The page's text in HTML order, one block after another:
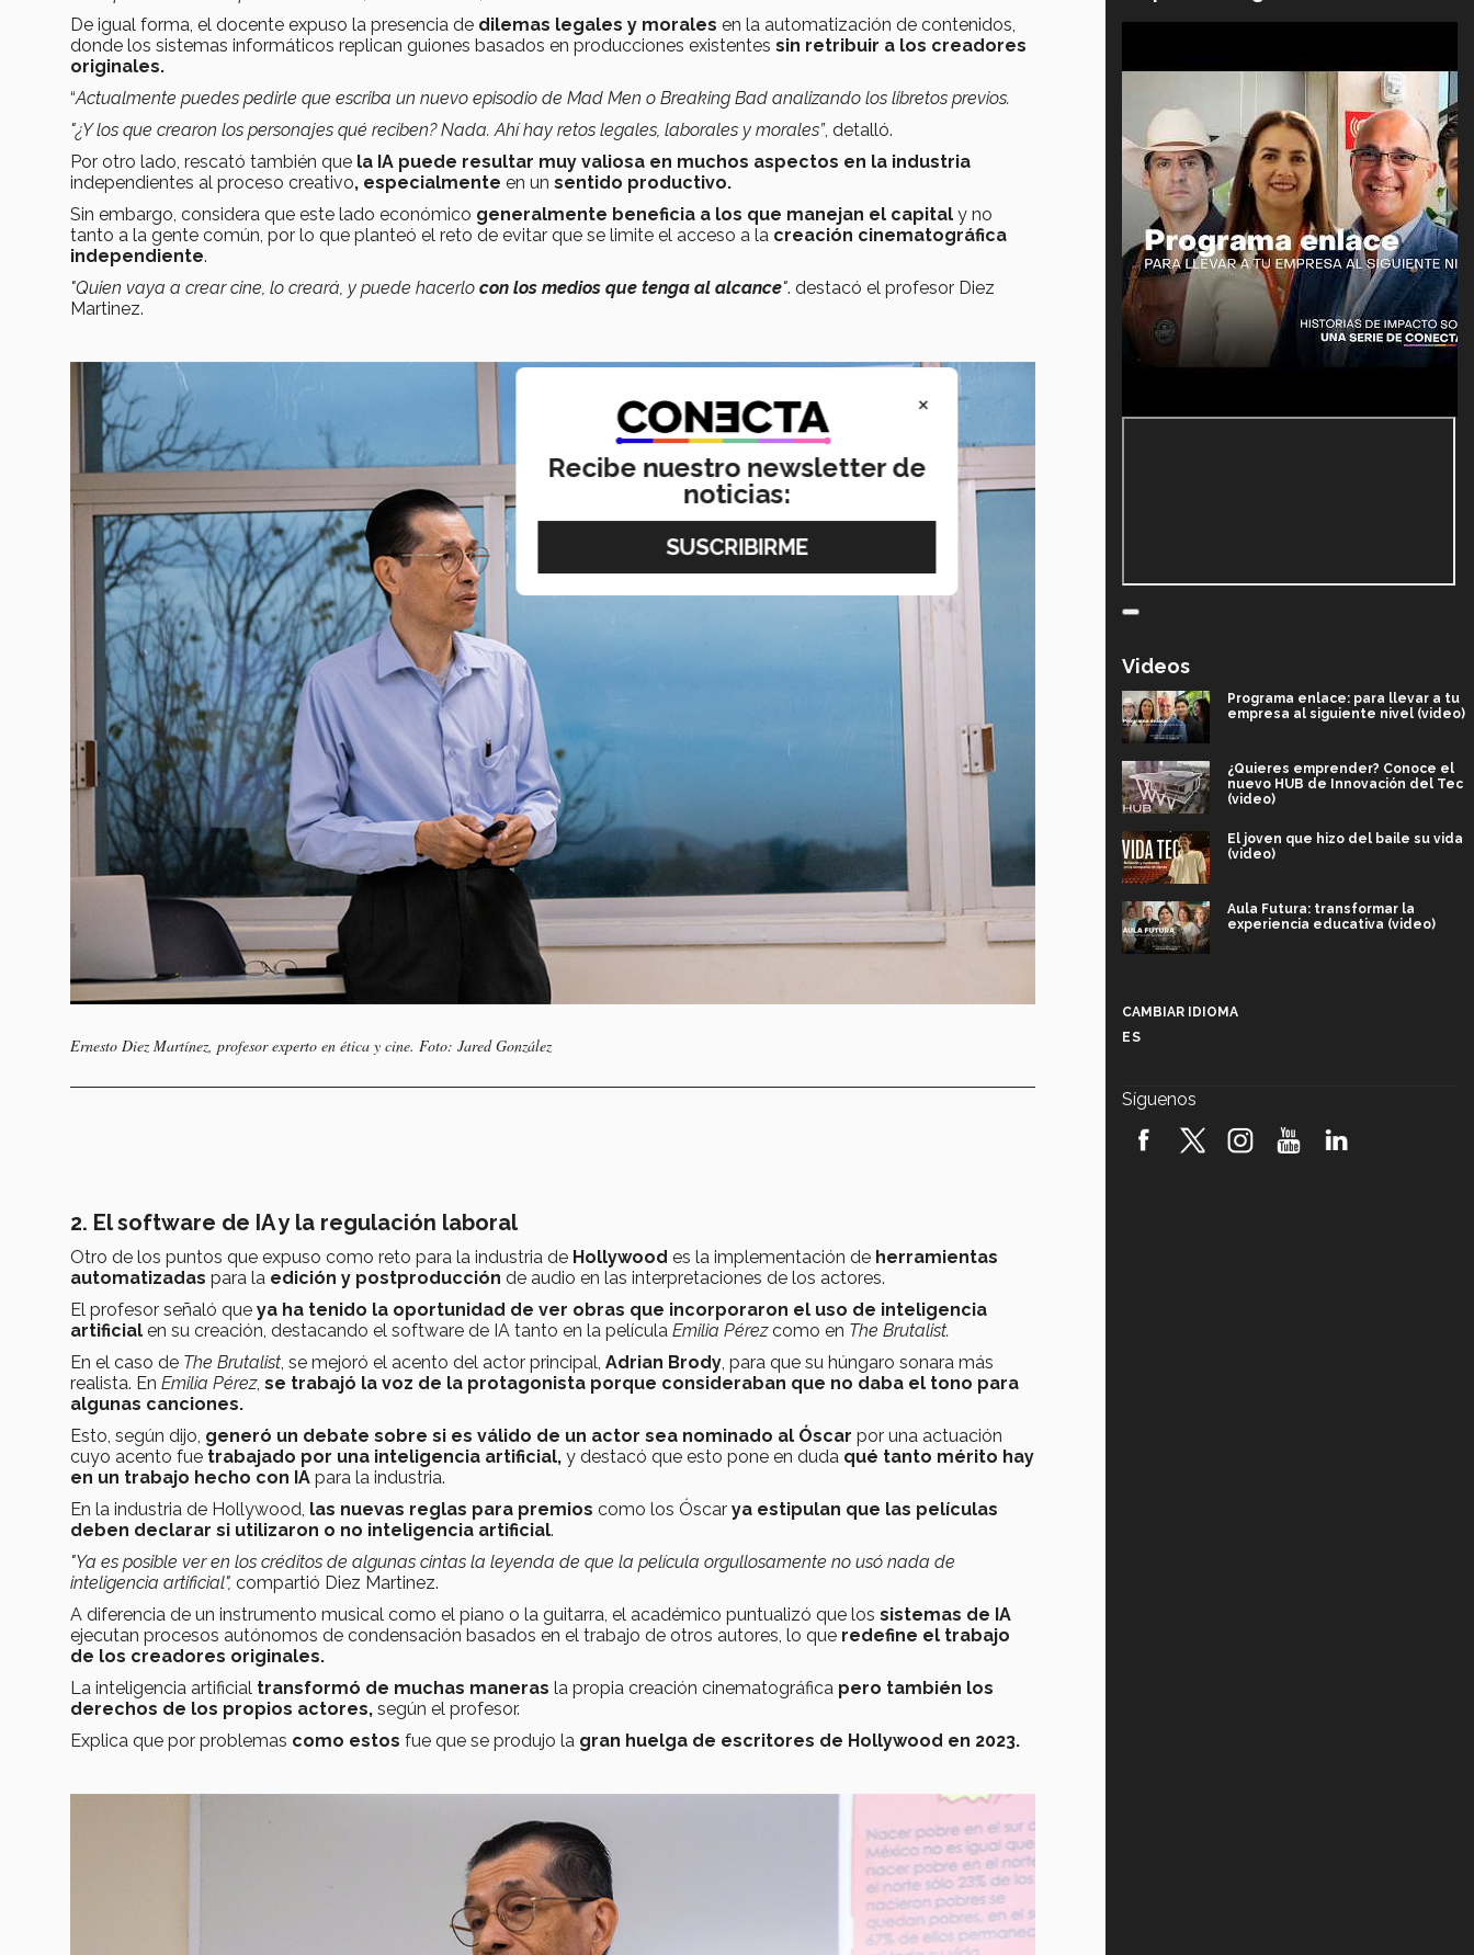
De igual forma, el docente expuso la presencia de dilemas legales y morales en la automatización de contenidos,
donde los sistemas informáticos replican guiones basados en producciones existentes sin retribuir a los creadores
originales.
“Actualmente puedes pedirle que escriba un nuevo episodio de Mad Men o Breaking Bad analizando los libretos previos.
"¿Y los que crearon los personajes qué reciben? Nada. Ahí hay retos legales, laborales y morales”, detalló.
Por otro lado, rescató también que la IA puede resultar muy valiosa en muchos aspectos en la industria
independientes al proceso creativo, especialmente en un sentido productivo.
Sin embargo, considera que este lado económico generalmente beneficia a los que manejan el capital y no
tanto a la gente común, por lo que planteó el reto de evitar que se limite el acceso a la creación cinematográfica
independiente.
"Quien vaya a crear cine, lo creará, y puede hacerlo con los medios que tenga al alcance". destacó el profesor Diez
Martinez.
Ernesto Diez Martínez, profesor experto en ética y cine. Foto: Jared González
2. El software de IA y la regulación laboral
Otro de los puntos que expuso como reto para la industria de Hollywood es la implementación de herramientas
automatizadas para la edición y postproducción de audio en las interpretaciones de los actores.
El profesor señaló que ya ha tenido la oportunidad de ver obras que incorporaron el uso de inteligencia
artificial en su creación, destacando el software de IA tanto en la película Emilia Pérezcomo en The Brutalist.
En el caso de The Brutalist, se mejoró el acento del actor principal, Adrian Brody, para que su húngaro sonara más
realista. En Emilia Pérez, se trabajó la voz de la protagonista porque consideraban que no daba el tono para
algunas canciones.
Esto, según dijo, generó un debate sobre si es válido de un actor sea nominado al Óscar por una actuación
cuyo acento fue trabajado por una inteligencia artificial, y destacó que esto pone en duda qué tanto mérito hay
en un trabajo hecho con IA para la industria.
En la industria de Hollywood, las nuevas reglas para premios como los Óscar ya estipulan que las películas
deben declarar si utilizaron o no inteligencia artificial.
"Ya es posible ver en los créditos de algunas cintas la leyenda de que la película orgullosamente no usó nada de
inteligencia artificial", compartió Diez Martinez.
A diferencia de un instrumento musical como el piano o la guitarra, el académico puntualizó que los sistemas de IA
ejecutan procesos autónomos de condensación basados en el trabajo de otros autores, lo que redefine el trabajo
de los creadores originales.
La inteligencia artificial transformó de muchas maneras la propia creación cinematográfica pero también los
derechos de los propios actores, según el profesor.
Explica que por problemas como estos fue que se produjo la gran huelga de escritores de Hollywood en 2023.
Videos
Programa enlace: para llevar a tu
empresa al siguiente nivel (video)
¿Quieres emprender? Conoce el
nuevo HUB de Innovación del Tec
(video)
El joven que hizo del baile su vida
(video)
Aula Futura: transformar la
experiencia educativa (video)
robótica FIRST 2026! (video)
CAMBIAR IDIOMA
ES
Síguenos
×
Recibe nuestro newsletter de
noticias: